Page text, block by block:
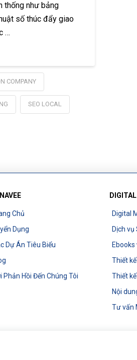
thống như bảng
số thúc đẩy giao
…
COMPANY
SEO LOCAL
Chủ
Dụng
Dự Án Tiêu Biểu
Phản Hồi Đến Chúng Tôi
Digital
Dịch vụ
Thiết
Thiết
Nội
Tư vấn